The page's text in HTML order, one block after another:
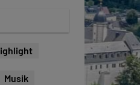
Musik